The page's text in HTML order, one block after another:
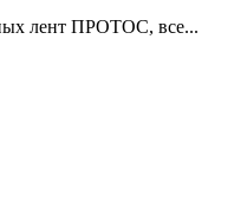
лент ПРОТОС, все...